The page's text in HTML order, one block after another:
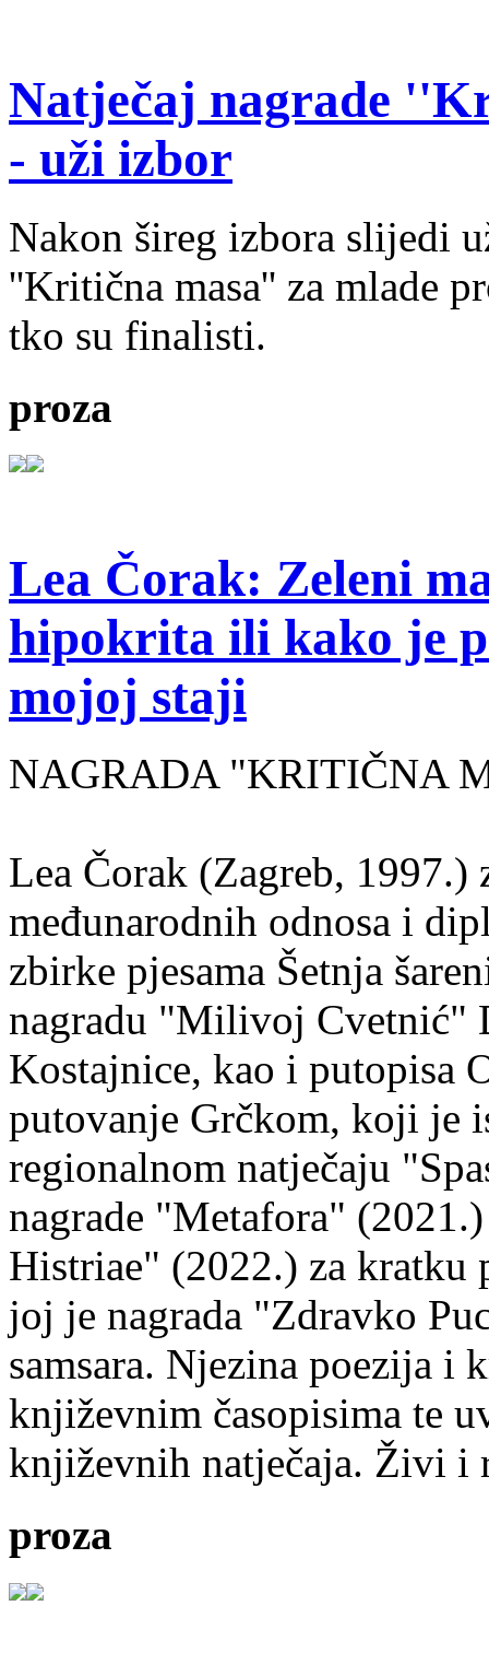
Natječaj nagrade
- uži izbor
Nakon šireg izbora slijedi
''Kritična masa'' za mlade
tko su finalisti.
proza
Lea Čorak: Zeleni
hipokrita ili kako je
mojoj staji
NAGRADA "KRITIČNA
Lea Čorak (Zagreb,
međunarodnih odnosa i
zbirke pjesama Šetnja
nagradu "Milivoj Cvetnić"
Kostajnice, kao i putopisa
putovanje Grčkom, koji je
regionalnom natječaju
nagrade "Metafora"
Histriae" (2022.) za kratku
joj je nagrada "Zdravko
samsara. Njezina poezija i
književnim časopisima te
književnih natječaja. Živi i
proza